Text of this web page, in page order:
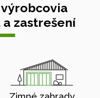
zastrešení